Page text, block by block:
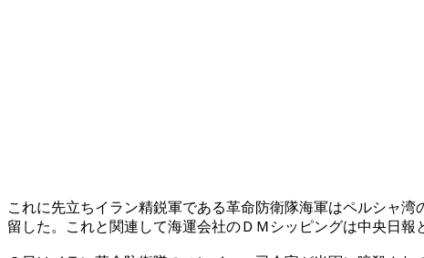
これに先立ちイラン精鋭軍である革命防衛隊海軍はペルシャ
留した。これと関連して海運会社のＤＭシッピングは中央日